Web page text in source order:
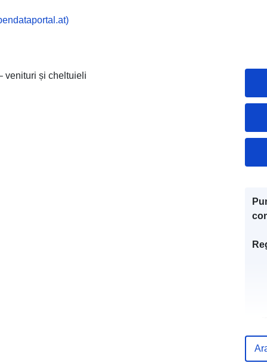
venituri și cheltuieli